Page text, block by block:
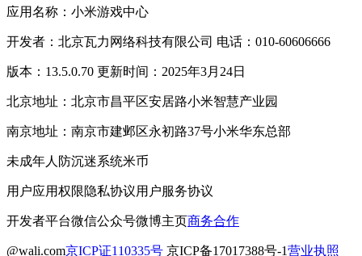
应用名称：小米游戏中心
开发者：北京瓦力网络科技有限公司 电话：010-60606666
版本：13.5.0.70 更新时间：2025年3月24日
北京地址：北京市昌平区安居路小米智慧产业园
南京地址：南京市建邺区永初路37号小米华东总部
未成年人防沉迷系统米币
用户应用权限隐私协议用户服务协议
开发者平台微信公众号微博主页商务合作
@wali.com京ICP证110335号 京ICP备17017388号-1营业执照